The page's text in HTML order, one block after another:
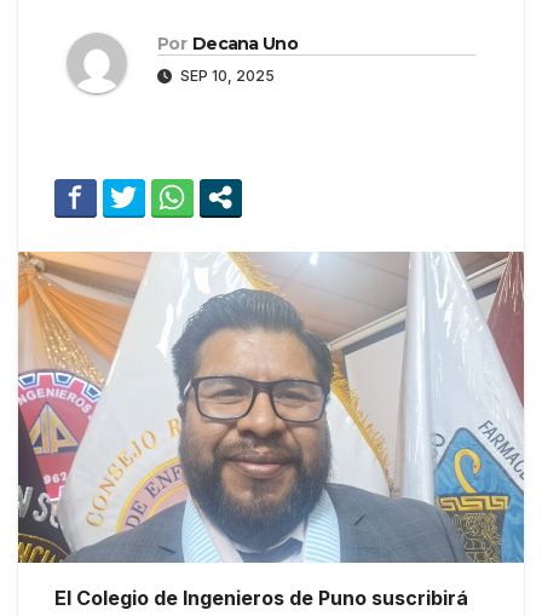
Por Decana Uno
SEP 10, 2025
El Colegio de Ingenieros de Puno suscribirá